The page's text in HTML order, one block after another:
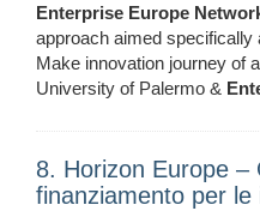
Enterprise Europe
approach aimed
Make innovation journey of
University of Palermo &
8. Horizon Europe –
finanziamento per